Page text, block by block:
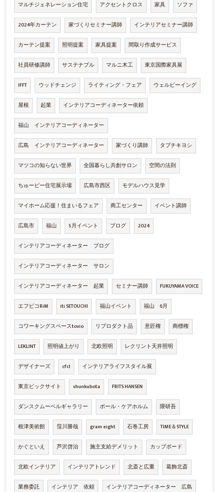
マルチジェネレーション住宅 アクセントクロス 家具 ソファ
2024年カーテン 家づくりセミナー講師 インテリアセミナー講師
カーテン提案 照明提案 家具提案 間取り作成サービス
社員研修講師 サステナブル マルニ木工 東京国際家具展
IFFT ウッドチェンジ ライティング・フェア ウェルビーイング
屋根 起業 インテリアコーディネーター依頼
福山 インテリアコーディネーター
広島 インテリアコーディネーター 家づくり講師 タブチキヨシ
マツコの知らない世界 全国暮らし共創サロン 空間の法則
ちゅーピー住宅展示場 広島市西区 モデルハウス見学
マイホーム応援！住まいるフェア 商工センター イベント講師
広島市 福山 5月イベント ブログ 2024
インテリアコーディネーター ブログ
インテリアコーディネーター サロン
インテリアコーディネーター 起業 セミナー講師 FUKUYAMA VOICE
エフピコRiM iti SETOUCHI 福山イベント 福山 6月
コワーキングスペースtovio リプロダクト品 意匠権 商標権
LEKLINT 照明値上がり 北欧照明 レクリント天井照明
デザイナーズ cfcl インテリアライフスタイル展
東京ビックサイト shunkubota FRITS HANSEN
ダンスクムーベルギャラリー ポール・ケアホルム 隈研吾
根津美術館 窪川勝哉 gram eight 石巻工房 TIME＆STYLE
かぐといえ 芦沢啓治 施主支給デメリット カップボード
北欧インテリア インテリアトレンド 北斎と広重 葛飾北斎
業務委託 インテリア 依頼 インテリアコーディネーター 広島